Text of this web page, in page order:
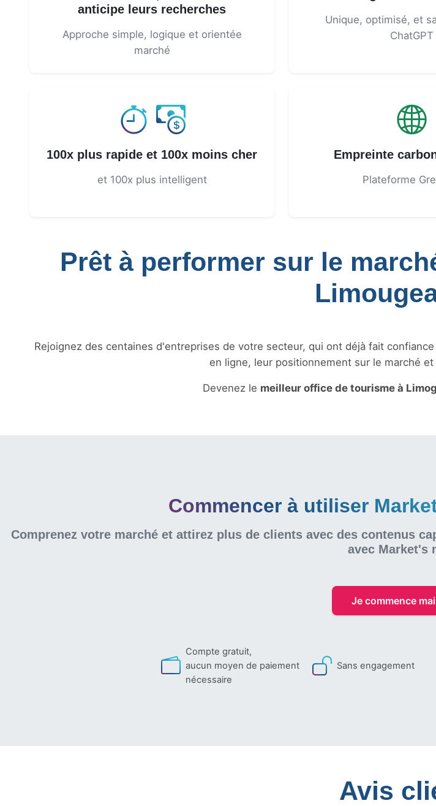
anticipe leurs recherches
Approche simple, logique et orientée
marché
Unique, optimisé, et
ChatGPT
100x plus rapide et 100x moins cher
et 100x plus intelligent
Empreinte
Plateforme
Prêt à performer sur le
Rejoignez des centaines d'entreprises de votre secteur, qui ont déjà fait
en ligne, leur positionnement sur le marché et
Devenez le meilleur office de tourisme à
Commencer à utiliser
Comprenez votre marché et attirez plus de clients avec des contenus
avec Market's
Je commence
Compte gratuit,
aucun moyen de paiement
nécessaire
Sans engagement
Avis